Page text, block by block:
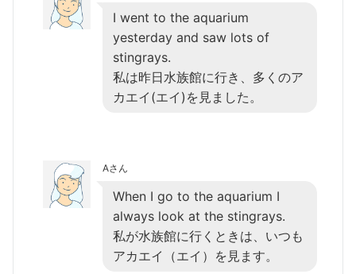
I went to the aquarium
yesterday and saw lots of
stingrays.
私は昨日水族館に行き、多くのア
カエイ(エイ)を見ました。
Aさん
When I go to the aquarium I
always look at the stingrays.
私が水族館に行くときは、いつも
アカエイ（エイ）を見ます。